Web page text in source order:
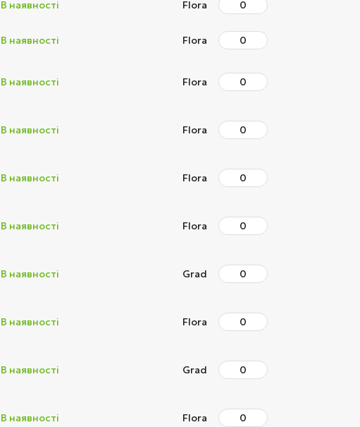
В наявності Flora
В наявності Flora
В наявності Flora
В наявності Flora
В наявності Flora
В наявності Flora
В наявності Grad
В наявності Flora
В наявності Grad
В наявності Flora